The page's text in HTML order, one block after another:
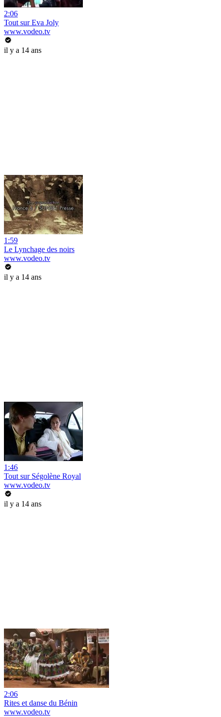
2:06
Tout sur Eva Joly
www.vodeo.tv
il y a 14 ans
1:59
Le Lynchage des noirs
www.vodeo.tv
il y a 14 ans
1:46
Tout sur Ségolène Royal
www.vodeo.tv
il y a 14 ans
2:06
Rites et danse du Bénin
www.vodeo.tv